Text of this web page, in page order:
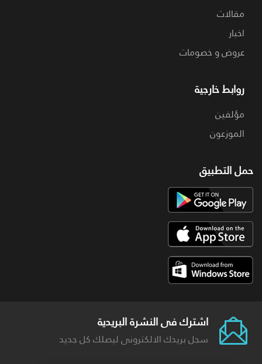
مقالات
اخبار
عروض و خصومات
روابط خارجية
مؤلفين
الموزعون
حمل التطبيق
اشترك فى النشرة البريدية
سجل بريدك الالكترونى ليصلك كل جديد